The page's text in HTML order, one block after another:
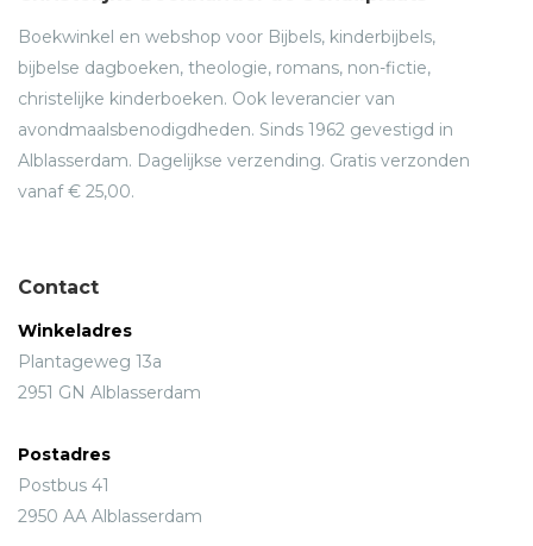
Boekwinkel en webshop voor Bijbels, kinderbijbels,
bijbelse dagboeken, theologie, romans, non-fictie,
christelijke kinderboeken. Ook leverancier van
avondmaalsbenodigdheden. Sinds 1962 gevestigd in
Alblasserdam. Dagelijkse verzending. Gratis verzonden
vanaf € 25,00.
Contact
Winkeladres
Plantageweg 13a
2951 GN Alblasserdam
Postadres
Postbus 41
2950 AA Alblasserdam